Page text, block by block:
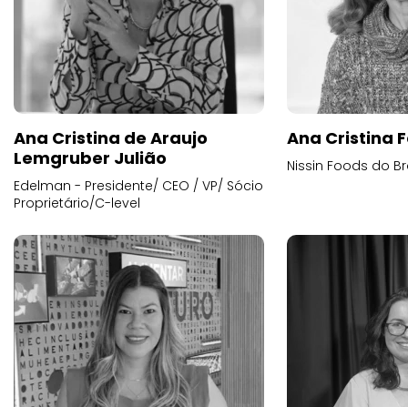
Ana Cristina de Araujo
Lemgruber Julião
Edelman - Presidente/ CEO / VP/ Sócio
Proprietário/C-level
Ana Cristina
Nissin Foods do